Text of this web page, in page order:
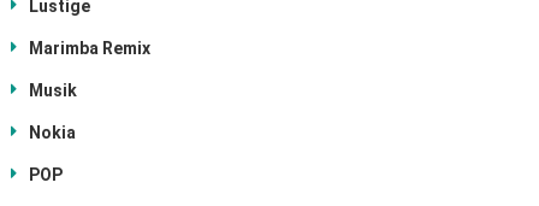
Lustige
Marimba Remix
Musik
Nokia
POP